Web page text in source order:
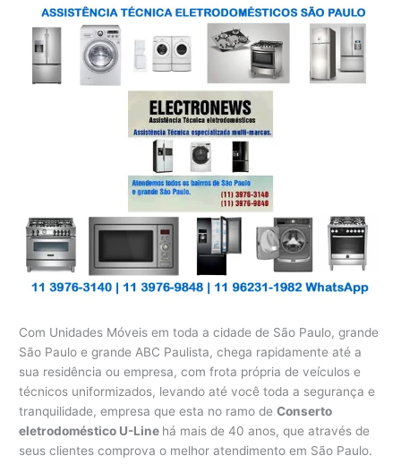
Com Unidades Móveis em toda a cidade de São Paulo, grande
São Paulo e grande ABC Paulista, chega rapidamente até a
sua residência ou empresa, com frota própria de veículos e
técnicos uniformizados, levando até você toda a segurança e
tranquilidade, empresa que esta no ramo deConserto
eletrodoméstico U-Line há mais de 40 anos, que através de
seus clientes comprova o melhor atendimento em São Paulo.